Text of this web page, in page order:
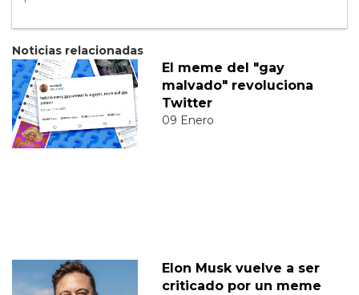
Noticias relacionadas
El meme del "gay
malvado" revoluciona
Twitter
09 Enero
Elon Musk vuelve a ser
criticado por un meme